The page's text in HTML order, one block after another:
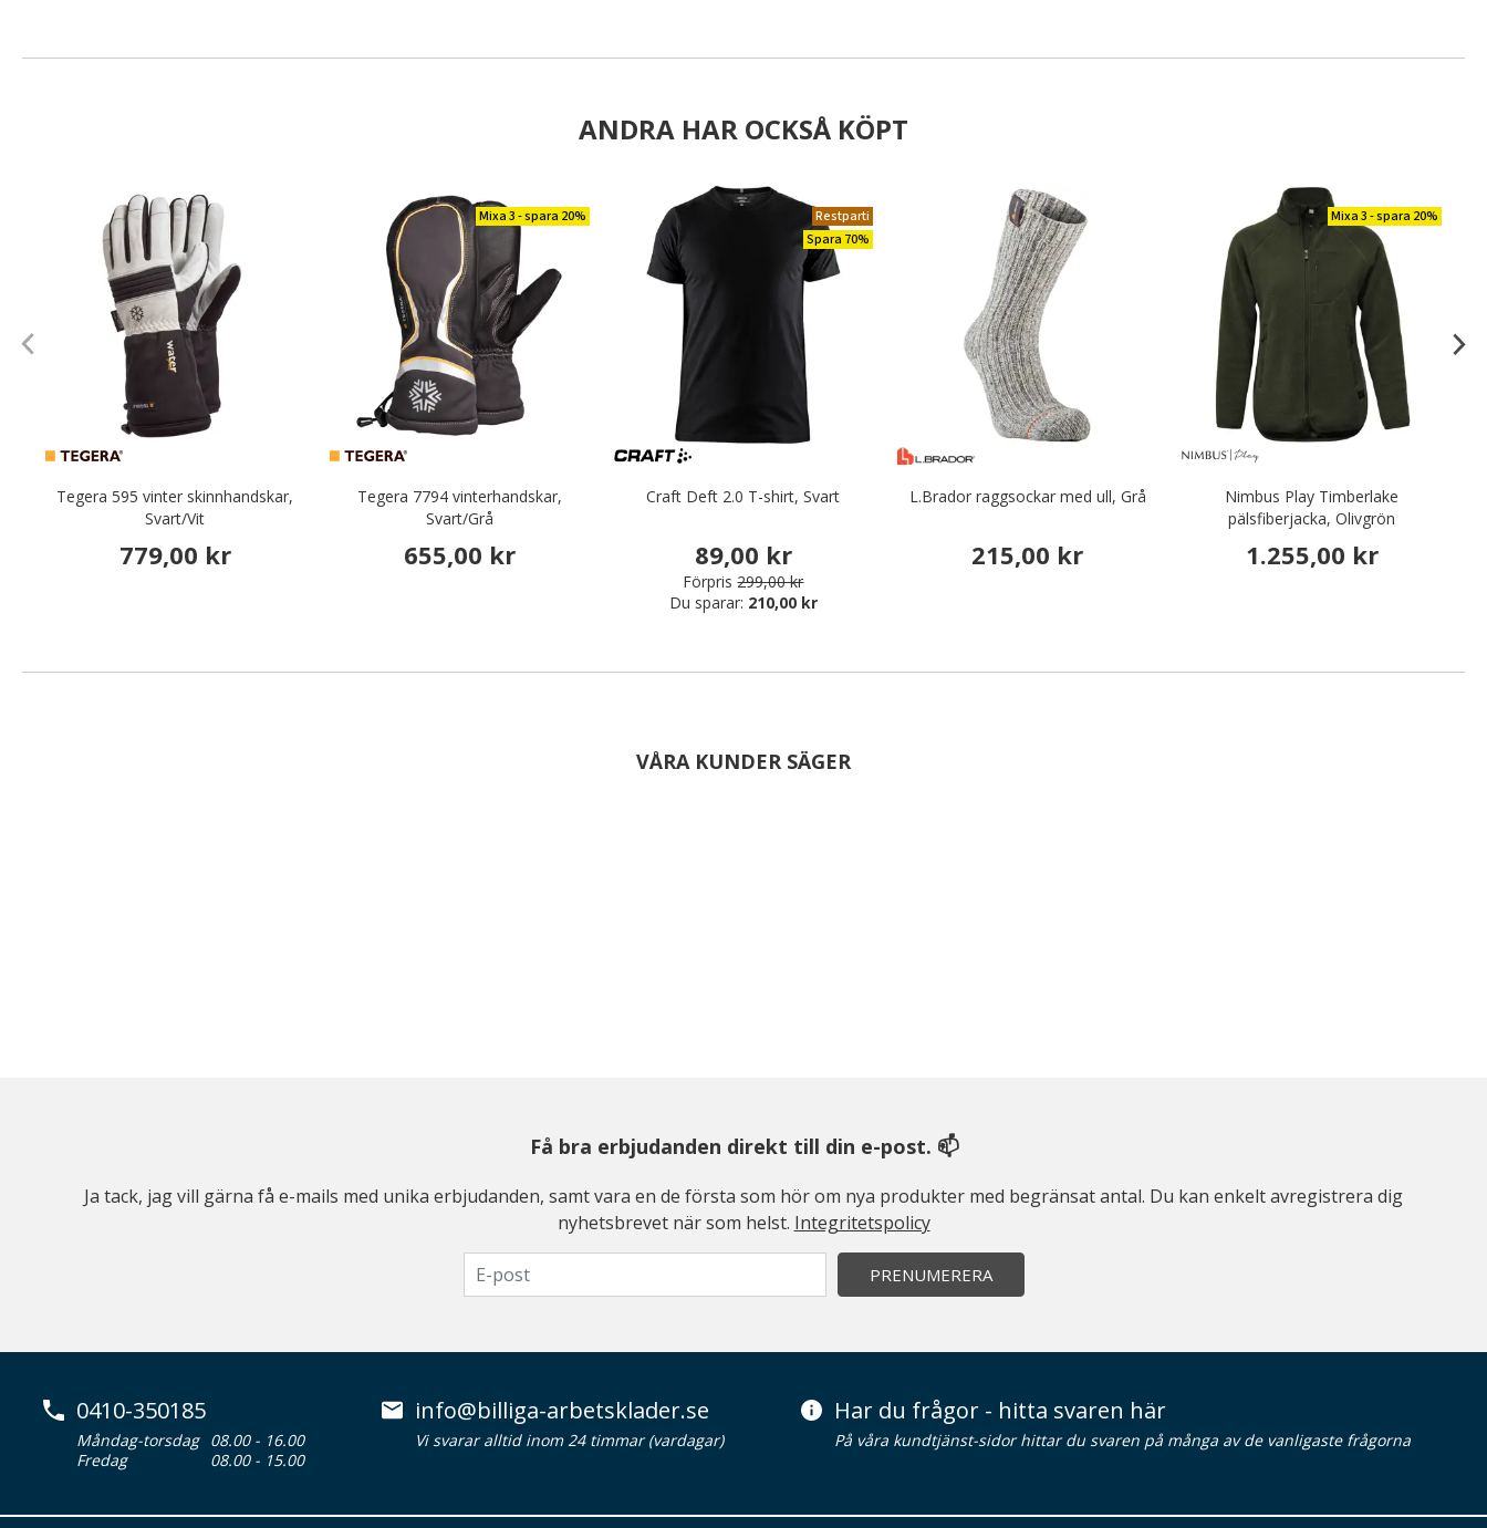
ANDRA HAR OCKSÅ KÖPT
Tegera 595 vinter skinnhandskar,
Svart/Vit
779,00 kr
Mixa 3 - spara 20%
Tegera 7794 vinterhandskar,
Svart/Grå
655,00 kr
Restparti
Spara 70%
Craft Deft 2.0 T-shirt, Svart
89,00 kr
Förpris 299,00 kr
Du sparar: 210,00 kr
L.Brador raggsockar med ull, Grå
215,00 kr
Mixa 3 - spara 20%
Nimbus Play Timberlake
pälsfiberjacka, Olivgrön
1.255,00 kr
VÅRA KUNDER SÄGER
Få bra erbjudanden direkt till din e-post. 📫
Ja tack, jag vill gärna få e-mails med unika erbjudanden, samt vara en de första som hör om nya produkter med begränsat antal. Du kan enkelt avregistrera dig
nyhetsbrevet när som helst. Integritetspolicy
PRENUMERERA
0410-350185
Måndag-torsdag 08.00 - 16.00
Fredag
08.00 - 15.00
info@billiga-arbetsklader.se
Vi svarar alltid inom 24 timmar (vardagar)
Har du frågor - hitta svaren här
På våra kundtjänst-sidor hittar du svaren på många av de vanligaste frågorna